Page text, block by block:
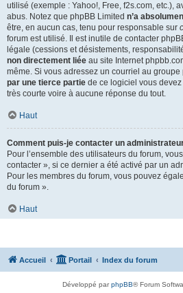
utilisé (exemple : Yahoo!, Free, f2s.com, etc.),
abus. Notez que phpBB Limited n’a
être, en aucun cas, tenu pour responsable sur
forum est utilisé. Il est inutile de contacter
légale (cessions et désistements,
non directement liée au site Internet
même. Si vous adressez un courriel au groupe
par une tierce partie de ce logiciel vous
très courte voire à aucune réponse du tout.
Haut
Comment puis-je contacter un
Pour l’ensemble des utilisateurs du forum,
contacter », si ce dernier a été activé par un
Pour les membres du forum, vous pouvez
du forum ».
Haut
Accueil Portail Index du forum
Développé parphpBB® Forum